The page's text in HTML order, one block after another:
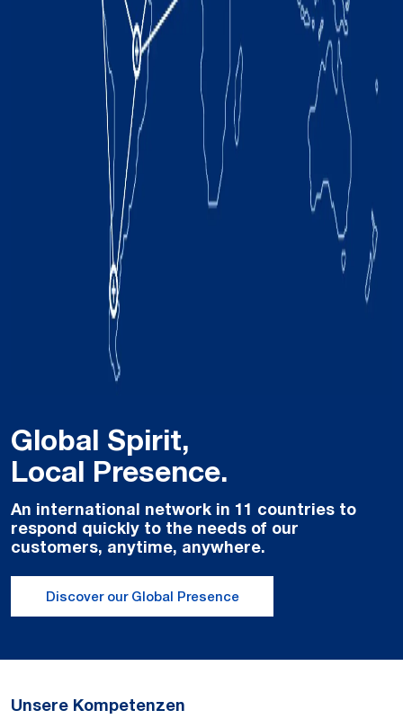
Global Spirit,
Local Presence.
An international network in 11 countries to
respond quickly to the needs of our
customers, anytime, anywhere.
Discover our Global Presence
Unsere Kompetenzen